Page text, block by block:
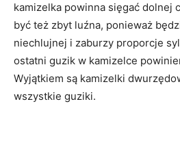
kamizelka powinna sięgać dolnej
być też zbyt luźna, ponieważ
niechlujnej i zaburzy proporcje
ostatni guzik w kamizelce
Wyjątkiem są kamizelki
wszystkie guziki.